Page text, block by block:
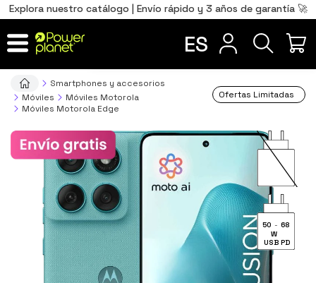
Explora nuestro catálogo | Envío rápido y 3 años de garantía 🚀
ES
Smartphones y accesorios
Móviles
Móviles Motorola
Móviles Motorola Edge
Ofertas Limitadas
50 - 68
W
USB PD
Total 0,00€
IR AL CARRITO
Português
PT
FR